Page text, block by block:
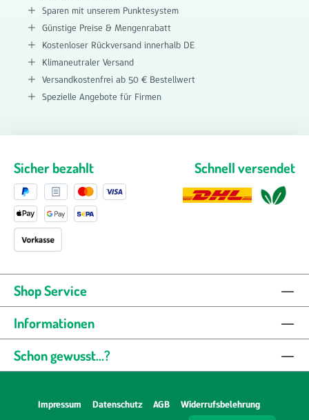
Sparen mit unserem Punktesystem
Günstige Preise & Mengenrabatt
Kostenloser Rückversand innerhalb DE
Klimaneutraler Versand
Versandkostenfrei ab 50 € Bestellwert
Spezielle Angebote für Firmen
Sicher bezahlt Schnell versendet
Shop Service
Informationen
Schon gewusst...?
Impressum Datenschutz AGB
Widerrufsbelehrung